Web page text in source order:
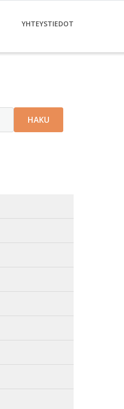
YHTEYSTIEDOT
HAKU